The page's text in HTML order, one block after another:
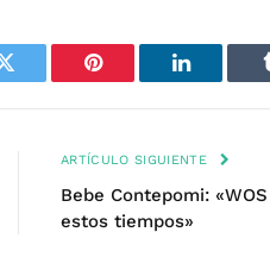
Twitter Pinterest LinkedIn
ARTÍCULO SIGUIENTE
Bebe Contepomi:
estos tiempos»